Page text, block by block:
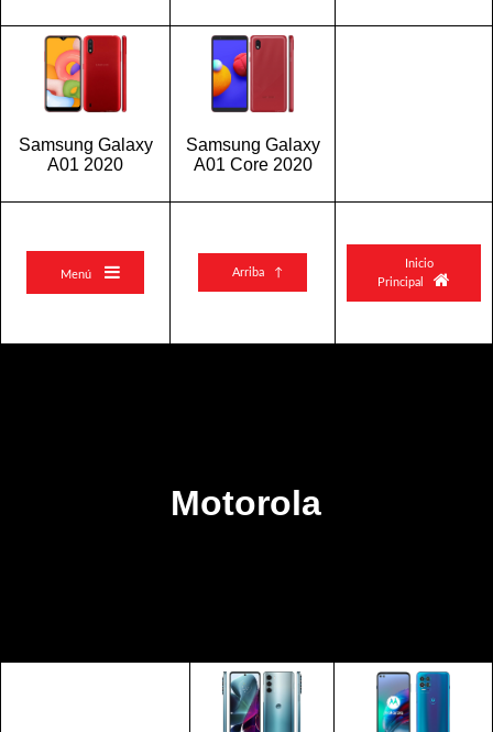
Samsung Galaxy
A01 2020
Samsung Galaxy
A01 Core 2020
Menú  Arriba ↑
Inicio
Principal 
Motorola